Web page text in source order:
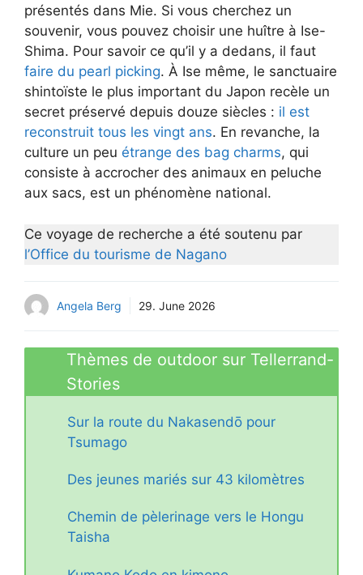
présentés dans Mie. Si vous cherchez un
souvenir, vous pouvez choisir une huître à Ise-
Shima. Pour savoir ce qu’il y a dedans, il faut
faire du pearl picking. À Ise même, le sanctuaire
shintoïste le plus important du Japon recèle un
secret préservé depuis douze siècles : il est
reconstruit tous les vingt ans. En revanche, la
culture un peu étrange des bag charms, qui
consiste à accrocher des animaux en peluche
aux sacs, est un phénomène national.
Ce voyage de recherche a été soutenu par
l’Office du tourisme de Nagano
Angela Berg 29. June 2026
Thèmes de outdoor sur Tellerrand-
Stories
Sur la route du Nakasendō pour
Tsumago
Des jeunes mariés sur 43 kilomètres
Chemin de pèlerinage vers le Hongu
Taisha